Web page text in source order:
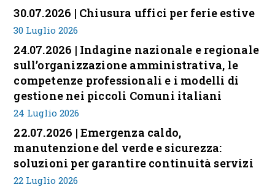
30.07.2026 | Chiusura uffici per ferie estive
30 Luglio 2026
24.07.2026 | Indagine nazionale e regionale
sull’organizzazione amministrativa, le
competenze professionali e i modelli di
gestione nei piccoli Comuni italiani
24 Luglio 2026
22.07.2026 | Emergenza caldo,
manutenzione del verde e sicurezza:
soluzioni per garantire continuità servizi
22 Luglio 2026